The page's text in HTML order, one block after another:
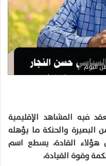
اليوم
فيه المشاهد الإقليمية
البصيرة والحنكة ما يؤهله
هؤلاء القادة، يسطع اسم
وقوة القيادة،